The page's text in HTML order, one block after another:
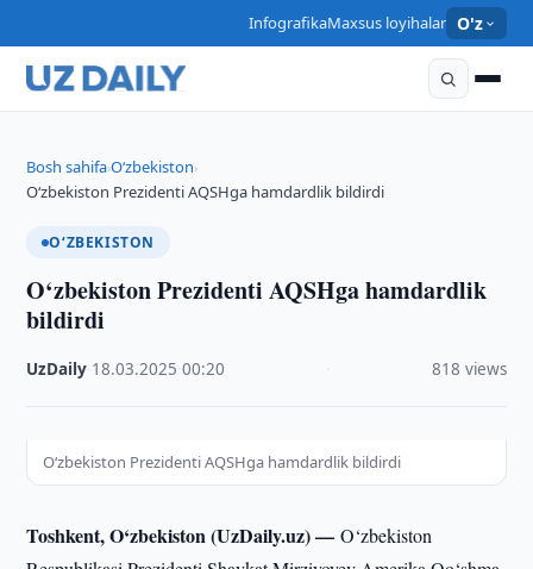
InfografikaMaxsus loyihalar O'z
Bosh sahifa›O‘zbekiston›
O‘zbekiston Prezidenti AQSHga hamdardlik bildirdi
O‘ZBEKISTON
O‘zbekiston Prezidenti AQSHga hamdardlik
bildirdi
UzDaily 18.03.2025 ·00:20 818 views
O‘zbekiston Prezidenti AQSHga hamdardlik bildirdi
Toshkent, O‘zbekiston (UzDaily.uz) —O‘zbekiston